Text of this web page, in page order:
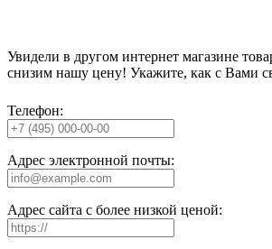
Увидели в другом интернет магазине
снизим нашу цену! Укажите, как с Вами
Телефон:
Адрес электронной почты:
Адрес сайта с более низкой ценой: